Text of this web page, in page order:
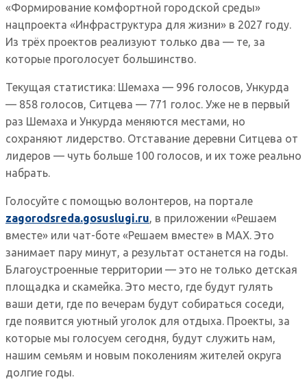
«Формирование комфортной городской среды»
нацпроекта «Инфраструктура для жизни» в 2027 году.
Из трёх проектов реализуют только два — те, за
которые проголосует большинство.
Текущая статистика: Шемаха — 996 голосов, Ункурда
— 858 голосов, Ситцева — 771 голос. Уже не в первый
раз Шемаха и Ункурда меняются местами, но
сохраняют лидерство. Отставание деревни Ситцева от
лидеров — чуть больше 100 голосов, и их тоже реально
набрать.
Голосуйте с помощью волонтеров, на портале
zagorodsreda.gosuslugi.ru, в приложении «Решаем
вместе» или чат-боте «Решаем вместе» в МАХ. Это
занимает пару минут, а результат останется на годы.
Благоустроенные территории — это не только детская
площадка и скамейка. Это место, где будут гулять
ваши дети, где по вечерам будут собираться соседи,
где появится уютный уголок для отдыха. Проекты, за
которые мы голосуем сегодня, будут служить нам,
нашим семьям и новым поколениям жителей округа
долгие годы.